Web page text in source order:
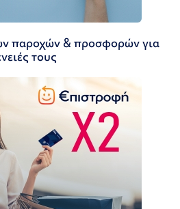
παροχών & προσφορών για
τους